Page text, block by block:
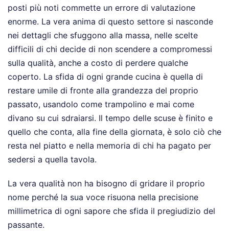
posti più noti commette un errore di valutazione
enorme. La vera anima di questo settore si nasconde
nei dettagli che sfuggono alla massa, nelle scelte
difficili di chi decide di non scendere a compromessi
sulla qualità, anche a costo di perdere qualche
coperto. La sfida di ogni grande cucina è quella di
restare umile di fronte alla grandezza del proprio
passato, usandolo come trampolino e mai come
divano su cui sdraiarsi. Il tempo delle scuse è finito e
quello che conta, alla fine della giornata, è solo ciò che
resta nel piatto e nella memoria di chi ha pagato per
sedersi a quella tavola.
La vera qualità non ha bisogno di gridare il proprio
nome perché la sua voce risuona nella precisione
millimetrica di ogni sapore che sfida il pregiudizio del
passante.